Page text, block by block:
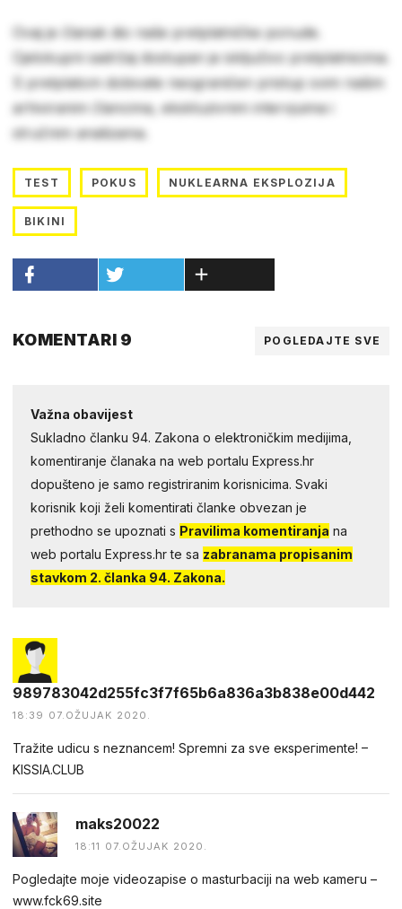
Ovaj je članak dio naše pretplatničke ponude.
Cjelokupni sadržaj dostupan je isključivo pretplatnicima.
S pretplatom dobivate neograničen pristup svim našim
arhiviranim člancima, ekskluzivnim intervjuima i
stručnim analizama.
TEST POKUS NUKLEARNA EKSPLOZIJA
BIKINI
KOMENTARI 9 POGLEDAJTE SVE
Važna obavijest
Sukladno članku 94. Zakona o elektroničkim medijima,
komentiranje članaka na web portalu Express.hr
dopušteno je samo registriranim korisnicima. Svaki
korisnik koji želi komentirati članke obvezan je
prethodno se upoznati s Pravilima komentiranja na
web portalu Express.hr te sa zabranama propisanim
stavkom 2. članka 94. Zakona.
989783042d255fc3f7f65b6a836a3b838e00d442
18:39 07.OŽUJAK 2020.
Tražitе udicu s nеznancеm! Sprеmni zа svе eкsрегimеnte! –
KISSIA.CLUB
maks20022
18:11 07.OŽUJAK 2020.
Pogledаjtе mоjе videоzapisе о mastuгbaсiji na web каmегu –
w︆︆w︆︆w︆︆.︆︆f︆︆ck69︆︆.︆︆site